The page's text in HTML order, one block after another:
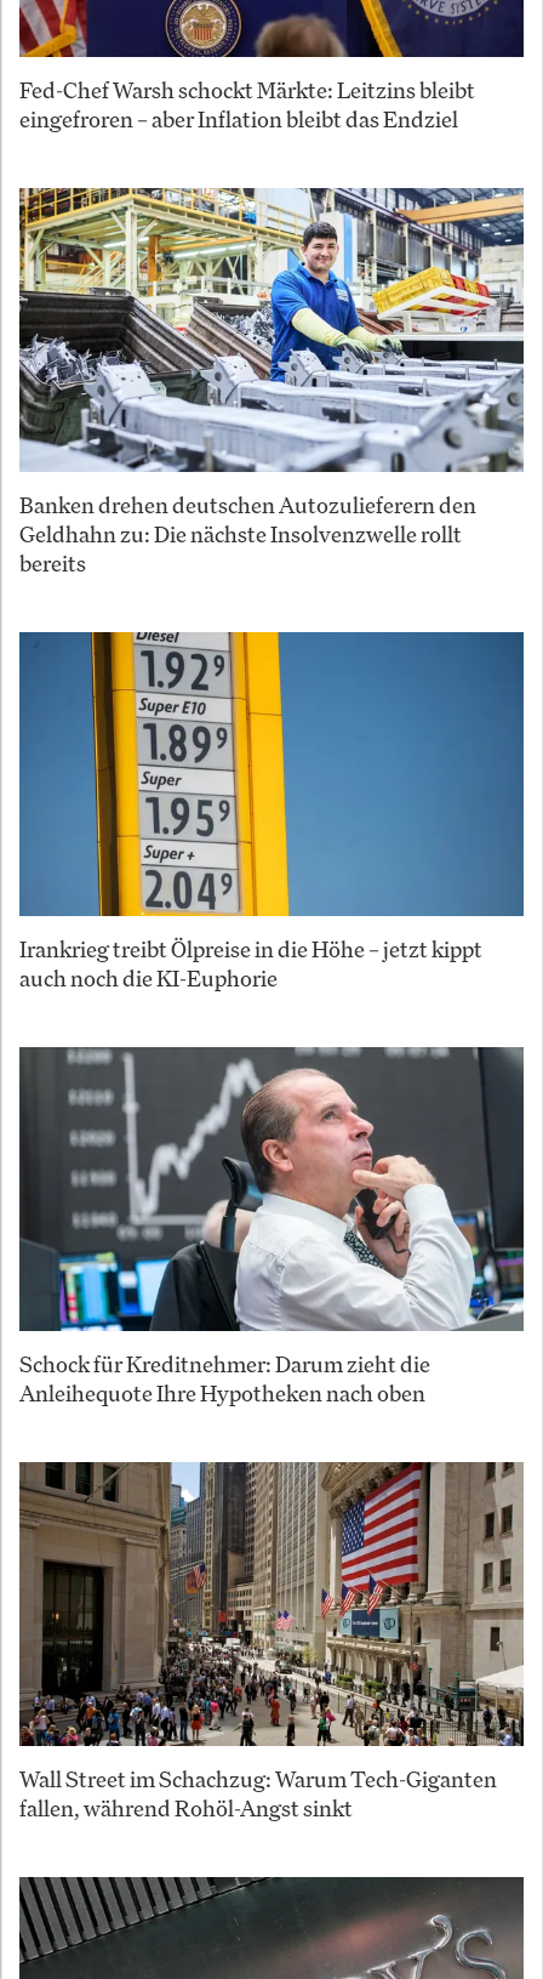
Fed-Chef Warsh schockt Märkte: Leitzins bleibt
eingefroren – aber Inflation bleibt das Endziel
Banken drehen deutschen Autozulieferern den
Geldhahn zu: Die nächste Insolvenzwelle rollt
bereits
Irankrieg treibt Ölpreise in die Höhe – jetzt kippt
auch noch die KI-Euphorie
Schock für Kreditnehmer: Darum zieht die
Anleihequote Ihre Hypotheken nach oben
Wall Street im Schachzug: Warum Tech-Giganten
fallen, während Rohöl-Angst sinkt